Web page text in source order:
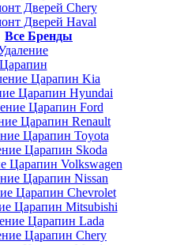
Дверей Chery
Дверей Haval
Все Бренды
Царапин
Царапин Kia
Царапин Hyundai
Царапин Ford
Царапин Renault
Царапин Toyota
Царапин Skoda
Царапин Volkswagen
Царапин Nissan
Царапин Chevrolet
Царапин Mitsubishi
Царапин Lada
Царапин Chery